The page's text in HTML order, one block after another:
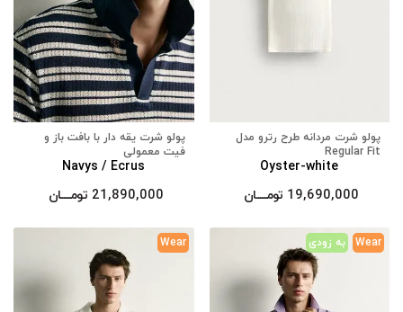
پولو شرت مردانه طرح رترو مدل
Regular Fit
Oyster-white
19,690,000 تومــــــان
پولو شرت یقه دار با بافت باز و
فیت معمولی
Navys / Ecrus
21,890,000 تومــــــان
Wear به زودی Wear